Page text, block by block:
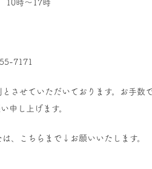
時～17時
7171
させていただいております。お手数
申し上げます。
、こちらまで↓お願いいたします。